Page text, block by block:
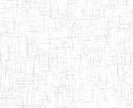
03/10/2012 ENIEG